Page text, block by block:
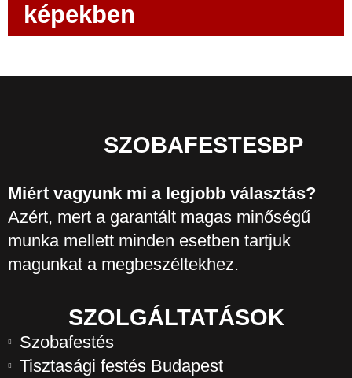
képekben
SZOBAFESTESBP
Miért vagyunk mi a legjobb választás?
Azért, mert a garantált magas minőségű
munka mellett minden esetben tartjuk
magunkat a megbeszéltekhez.
SZOLGÁLTATÁSOK
Szobafestés
Tisztasági festés Budapest